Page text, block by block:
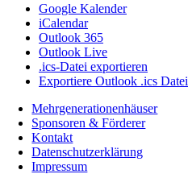
Google Kalender
iCalendar
Outlook 365
Outlook Live
.ics-Datei exportieren
Exportiere Outlook .ics Datei
Mehrgenerationenhäuser
Sponsoren & Förderer
Kontakt
Datenschutzerklärung
Impressum